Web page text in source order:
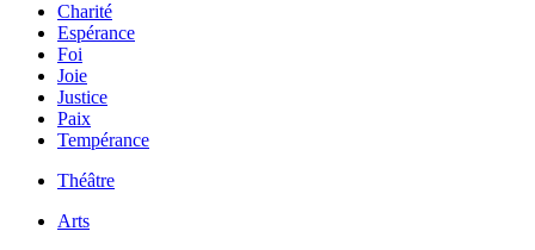
Charité
Espérance
Foi
Joie
Justice
Paix
Tempérance
Théâtre
Arts